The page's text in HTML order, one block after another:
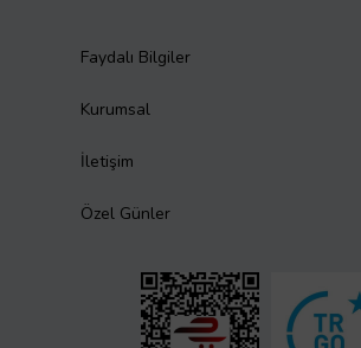
Faydalı Bilgiler
Kurumsal
İletişim
Özel Günler